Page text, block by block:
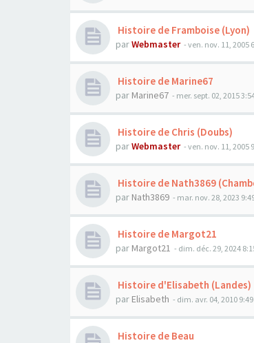
Histoire de Framboise (Lyon)
parWebmaster - ven. nov. 11, 2005
Histoire de Marine67
par Marine67 - mer. sept. 02, 2015
Histoire de Chris (Doubs)
parWebmaster - ven. nov. 11, 2005
Histoire de Nath3869
par Nath3869 - mar. nov. 28, 2023
Histoire de Margot21
par Margot21 - dim. déc. 29, 2024
Histoire d'Elisabeth (Landes)
par Elisabeth - dim. avr. 04, 2010
Histoire de Beau